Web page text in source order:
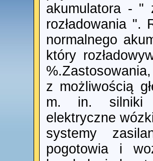
akumulatora - "
rozładowania ".
normalnego
który
z możliwością
m. in. silniki
elektryczne
systemy
pogotowia i